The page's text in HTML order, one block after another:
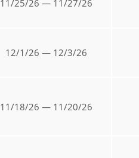
11/25/26 — 11/27/26
12/1/26 — 12/3/26
11/18/26 — 11/20/26